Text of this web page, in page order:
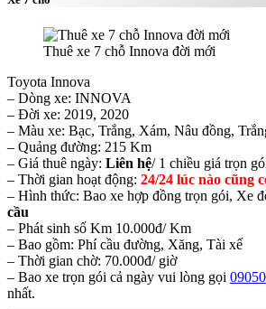
Thuê xe 7 chỗ Innova đời mới
Toyota Innova
– Dòng xe: INNOVA
– Đời xe: 2019, 2020
– Màu xe: Bạc, Trắng, Xám, Nâu đồng,
– Quảng đường: 215 Km
– Giá thuê ngày: Liên hệ/ 1 chiều giá trọn
– Thời gian hoạt động: 24/24 lúc nào cũng
– Hình thức: Bao xe hợp đồng trọn gói, Xe
cầu
– Phát sinh số Km 10.000đ/ Km
– Bao gồm: Phí cầu đường, Xăng, Tài xế
– Thời gian chờ: 70.000đ/ giờ
– Bao xe trọn gói cả ngày vui lòng gọi
nhất.